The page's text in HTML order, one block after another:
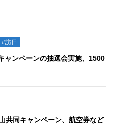
#訪日
ャンペーンの抽選会実施、1500
共同キャンペーン、航空券など